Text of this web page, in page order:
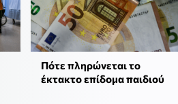
Πότε πληρώνεται το
έκτακτο επίδομα παιδιού